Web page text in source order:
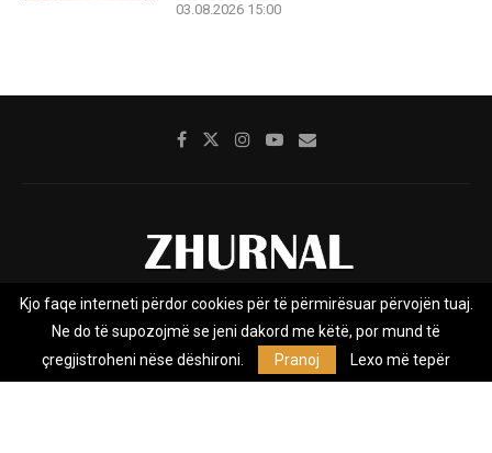
03.08.2026 15:00
Rreth nesh Impresumi Marketing
Privacy Policy
Zhurnal.mk është Agjenci e Lajmeve e pavarur, e themeluar në vitin
Kjo faqe interneti përdor cookies për të përmirësuar përvojën tuaj.
Ne do të supozojmë se jeni dakord me këtë, por mund të
çregjistroheni nëse dëshironi.
Pranoj Lexo më tepër